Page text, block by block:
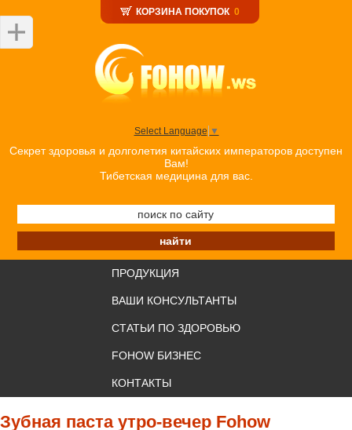
КОРЗИНА ПОКУПОК 0
Select Language ▼
Секрет здоровья и долголетия китайских императоров доступен
Вам!
Тибетская медицина для вас.
ПРОДУКЦИЯ
ВАШИ КОНСУЛЬТАНТЫ
СТАТЬИ ПО ЗДОРОВЬЮ
FOHOW БИЗНЕС
КОНТАКТЫ
Зубная паста утро-вечер Fohow